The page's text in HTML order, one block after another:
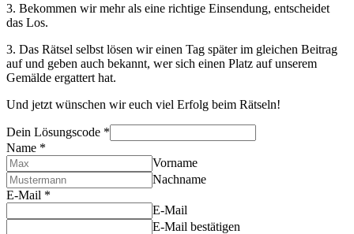
3. Bekommen wir mehr als eine richtige Einsendung, entscheidet
das Los.
3. Das Rätsel selbst lösen wir einen Tag später im gleichen Beitrag
auf und geben auch bekannt, wer sich einen Platz auf unserem
Gemälde ergattert hat.
Und jetzt wünschen wir euch viel Erfolg beim Rätseln!
Dein Lösungscode *
Name *
Vorname
Nachname
E-Mail *
E-Mail
E-Mail bestätigen